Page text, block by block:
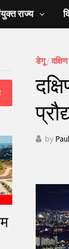
राज्य
डेगू/
by Paul